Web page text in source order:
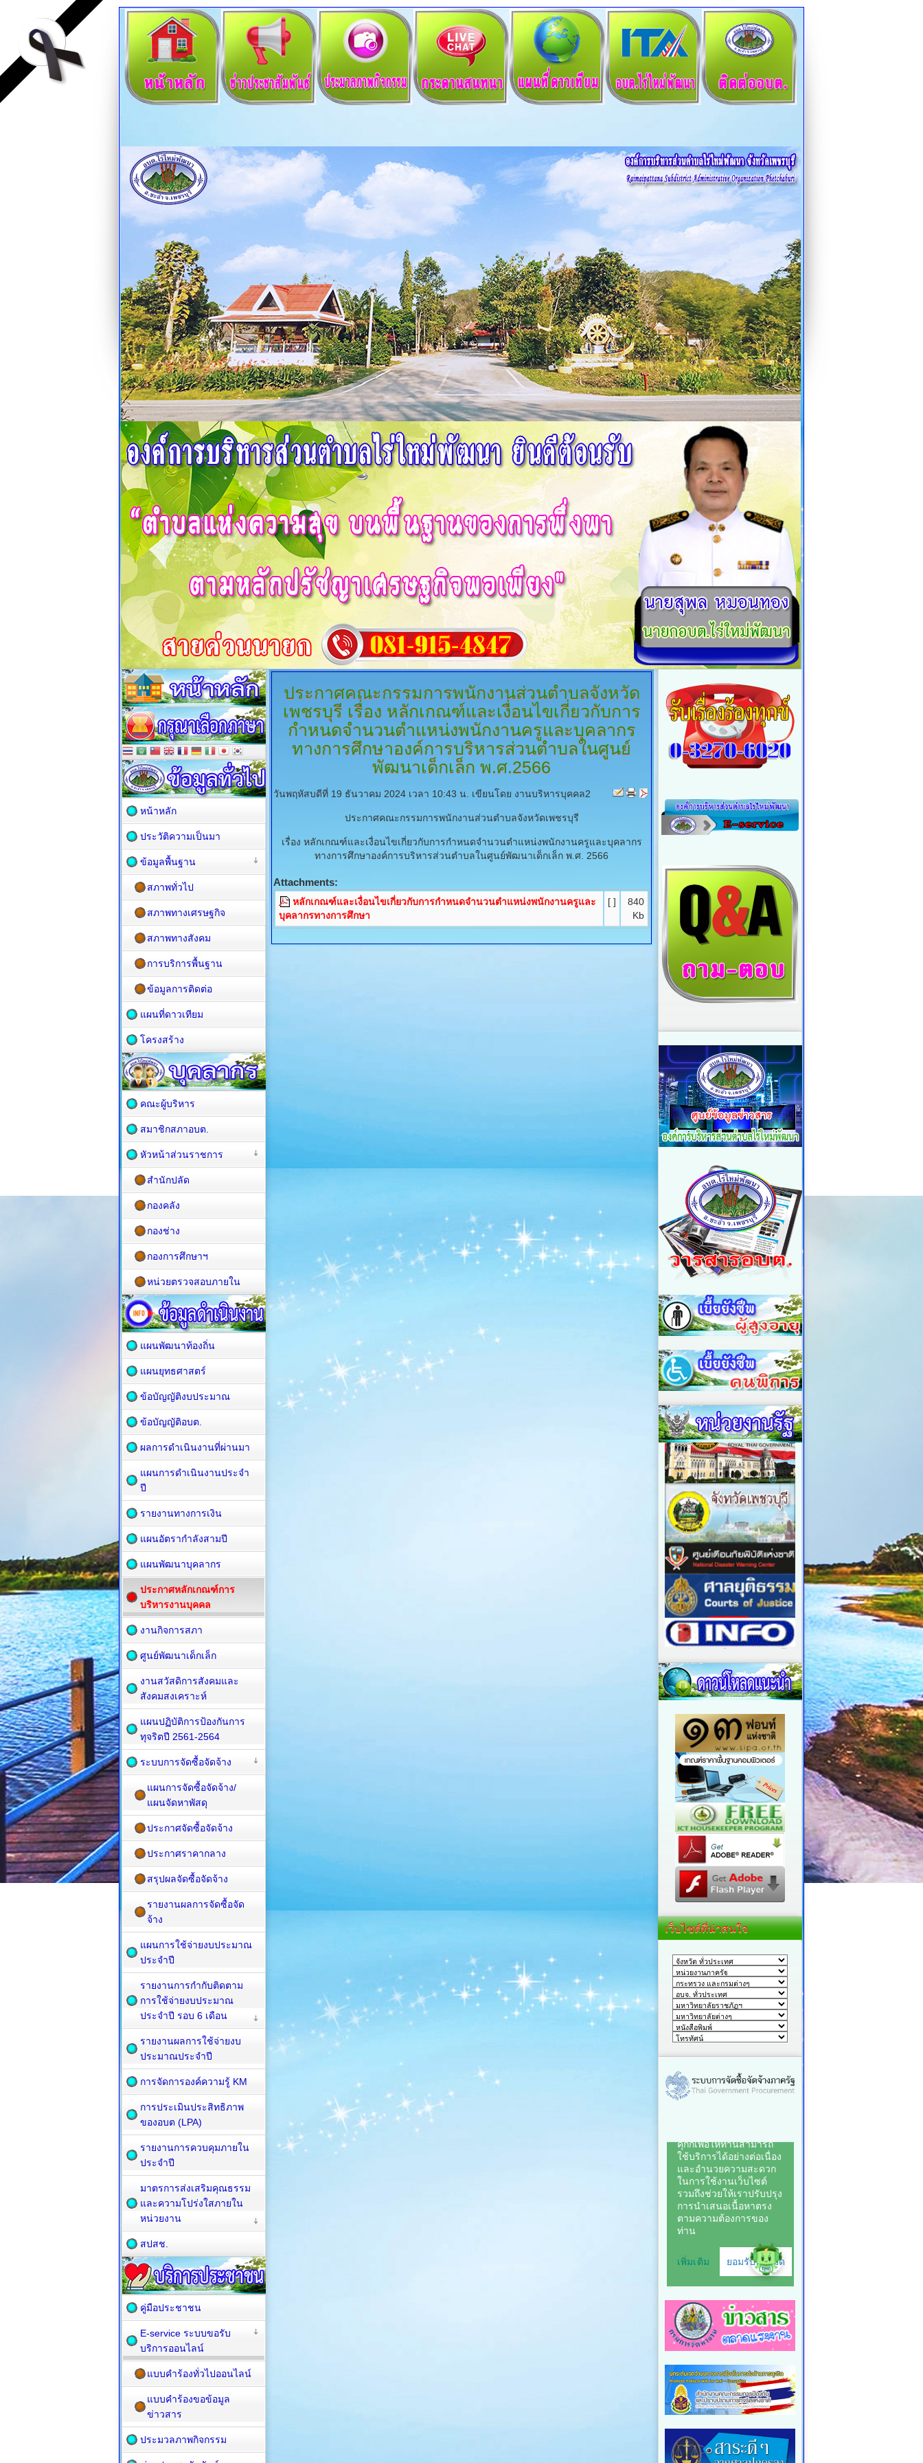
ประกาศคณะกรรมการพนักงานส่วนตำบลจังหวัด
เพชรบุรี เรื่อง หลักเกณฑ์และเงื่อนไขเกี่ยวกับการ
กำหนดจำนวนตำแหน่งพนักงานครูและบุคลากร
ทางการศึกษาองค์การบริหารส่วนตำบลในศูนย์
พัฒนาเด็กเล็ก พ.ศ.2566
วันพฤหัสบดีที่ 19 ธันวาคม 2024 เวลา 10:43 น. เขียนโดย งานบริหารบุคคล2
ประกาศคณะกรรมการพนักงานส่วนตำบลจังหวัดเพชรบุรี
เรื่อง หลักเกณฑ์และเงื่อนไขเกี่ยวกับการกำหนดจำนวนตำแหน่งพนักงานครูและบุคลากร
ทางการศึกษาองค์การบริหารส่วนตำบลในศูนย์พัฒนาเด็กเล็ก พ.ศ. 2566
Attachments:
หลักเกณฑ์และเงื่อนไขเกี่ยวกับการกำหนดจำนวนตำแหน่งพนักงานครูและ
บุคลากรทางการศึกษา
[ ]
840
Kb
หน้าหลัก
ประวัติความเป็นมา
ข้อมูลพื้นฐาน
สภาพทั่วไป
สภาพทางเศรษฐกิจ
สภาพทางสังคม
การบริการพื้นฐาน
ข้อมูลการติดต่อ
แผนที่ดาวเทียม
โครงสร้าง
คณะผู้บริหาร
สมาชิกสภาอบต.
หัวหน้าส่วนราชการ
สำนักปลัด
กองคลัง
กองช่าง
กองการศึกษาฯ
หน่วยตรวจสอบภายใน
แผนพัฒนาท้องถิ่น
แผนยุทธศาสตร์
ข้อบัญญัติงบประมาณ
ข้อบัญญัติอบต.
ผลการดำเนินงานที่ผ่านมา
แผนการดำเนินงานประจำ
ปี
รายงานทางการเงิน
แผนอัตรากำลังสามปี
แผนพัฒนาบุคลากร
ประกาศหลักเกณฑ์การ
บริหารงานบุคคล
งานกิจการสภา
ศูนย์พัฒนาเด็กเล็ก
งานสวัสดิการสังคมและ
สังคมสงเคราะห์
แผนปฏิบัติการป้องกันการ
ทุจริตปี 2561-2564
ระบบการจัดซื้อจัดจ้าง
แผนการจัดซื้อจัดจ้าง/
แผนจัดหาพัสดุ
ประกาศจัดซื้อจัดจ้าง
ประกาศราคากลาง
สรุปผลจัดซื้อจัดจ้าง
รายงานผลการจัดซื้อจัด
จ้าง
แผนการใช้จ่ายงบประมาณ
ประจำปี
รายงานการกำกับติดตาม
การใช้จ่ายงบประมาณ
ประจำปี รอบ 6 เดือน
รายงานผลการใช้จ่ายงบ
ประมาณประจำปี
การจัดการองค์ความรู้ KM
การประเมินประสิทธิภาพ
ของอบต (LPA)
รายงานการควบคุมภายใน
ประจำปี
มาตรการส่งเสริมคุณธรรม
และความโปร่งใสภายใน
หน่วยงาน
สปสช.
คู่มือประชาชน
E-service ระบบขอรับ
บริการออนไลน์
แบบคำร้องทั่วไปออนไลน์
แบบคำร้องขอข้อมูล
ข่าวสาร
ประมวลภาพกิจกรรม
เว็บไซต์ที่น่าสนใจ